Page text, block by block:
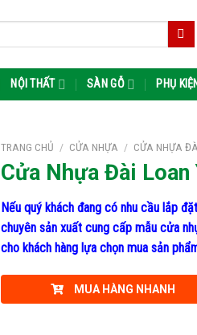
NỘI THẤT SÀN GỖ PHỤ
TRANG CHỦ / CỬA NHỰA / CỬA NHỰA
Cửa Nhựa Đài Loan
Nếu quý khách đang có nhu cầu lắp
chuyên sản xuất cung cấp mẫu cửa
cho khách hàng lựa chọn mua sản
MUA HÀNG NHANH